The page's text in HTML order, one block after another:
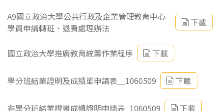
A9國立政治大學公共行政及企業管理教育中心
學員申請轉班、退費處理辦法
下載
國立政治大學推廣教育統籌作業程序 下載
學分班結業證明及成績單申請表＿1060509 下載
非學分班結業證書成績證明申請表_1060509 下載